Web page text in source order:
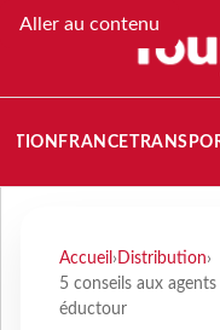
Aller au contenu
FRANCE
Accueil › Distribution›
5 conseils aux
éductour